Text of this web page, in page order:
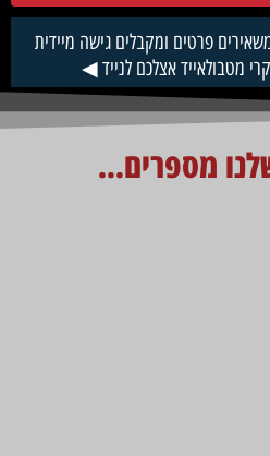
פרטים ומקבלים גישה מיידית
אצלכם לנייד ◀
מספרים...